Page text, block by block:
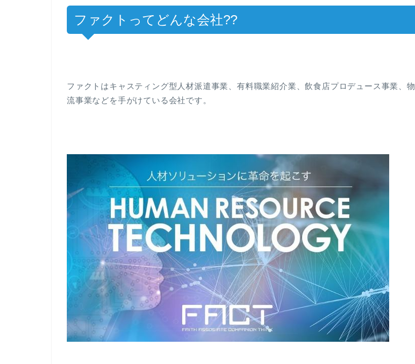
ファクトってどんな会社??
ファクトはキャスティング型人材派遣事業、有料職業紹介業、飲食店プロデュース事業、物
流事業などを手がけている会社です。